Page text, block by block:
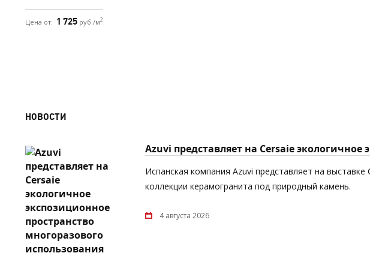
Цена от: 1 725 руб./м2
НОВОСТИ
Azuvi представляет на Cersaie
Испанская компания Azuvi представляет на
коллекции керамогранита под природный камень.
4 августа 2026